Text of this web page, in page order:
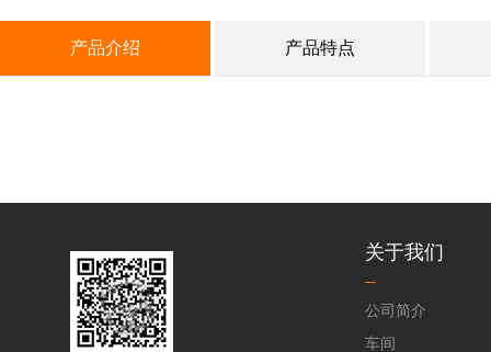
产品介绍 产品特点
关于我们
公司简介
车间